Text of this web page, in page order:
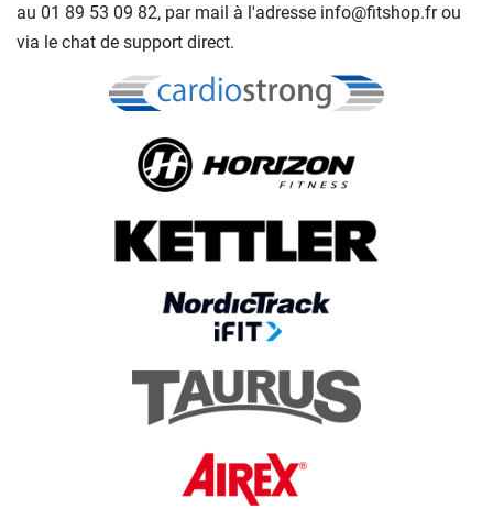
au 01 89 53 09 82, par mail à l'adresse info@fitshop.fr ou
via le chat de support direct.